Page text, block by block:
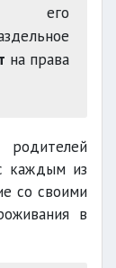
его
на права
родителей
каждым из
со своими
в